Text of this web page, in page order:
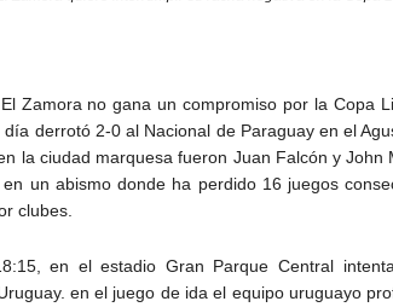
Zamora no gana un compromiso por la Copa
derrotó 2-0 al Nacional de Paraguay en el
la ciudad marquesa fueron Juan Falcón y John
un abismo donde ha perdido 16 juegos
clubes.
en el estadio Gran Parque Central
en el juego de ida el equipo uruguayo